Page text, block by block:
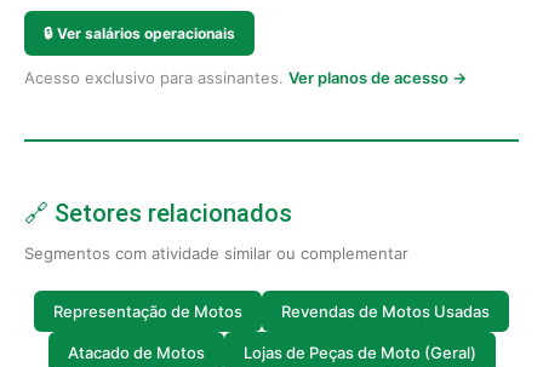
🔒 Ver salários operacionais
Acesso exclusivo para assinantes. Ver planos de acesso →
🔗 Setores relacionados
Segmentos com atividade similar ou complementar
Representação de Motos Revendas de Motos Usadas
Atacado de Motos Lojas de Peças de Moto (Geral)